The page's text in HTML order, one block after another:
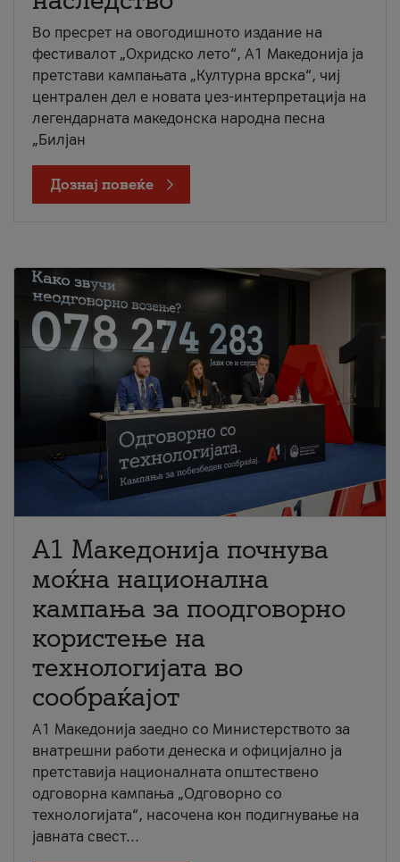
Во пресрет на овогодишното издание на
фестивалот „Охридско лето“, А1 Македонија ја
претстави кампањата „Културна врска“, чиј
централен дел е новата џез-интерпретација на
легендарната македонска народна песна
„Билјан
Дознај повеќе
A1 Македонија почнува
моќна национална
кампања за поодговорно
користење на
технологијата во
сообраќајот
A1 Македонија заедно со Министерството за
внатрешни работи денеска и официјално ја
претставија националната општествено
одговорна кампања „Одговорно со
технологијата“, насочена кон подигнување на
јавната свест...